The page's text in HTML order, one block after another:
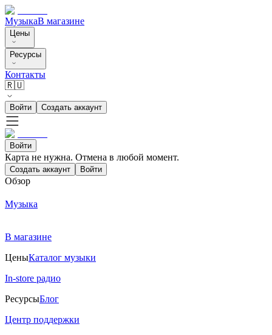
МузыкаВ магазине
Цены
Ресурсы
Контакты
🇷🇺
Войти Создать аккаунт
Войти
Карта не нужна. Отмена в любой момент.
Создать аккаунт Войти
Обзор
Музыка
В магазине
ЦеныКаталог музыки
In-store радио
РесурсыБлог
Центр поддержки